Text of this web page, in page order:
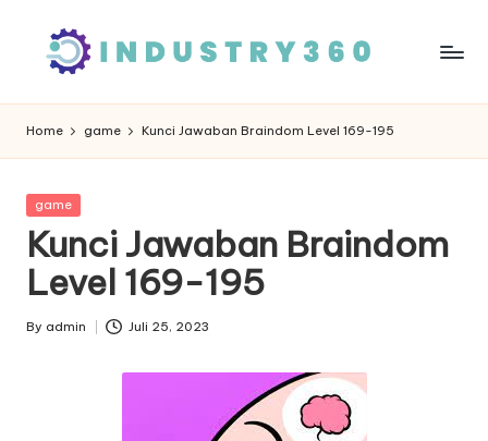
Home game Kunci Jawaban Braindom Level 169-195
Posted
game
Kunci Jawaban Braindom
Level 169-195
Posted
By admin Juli 25, 2023